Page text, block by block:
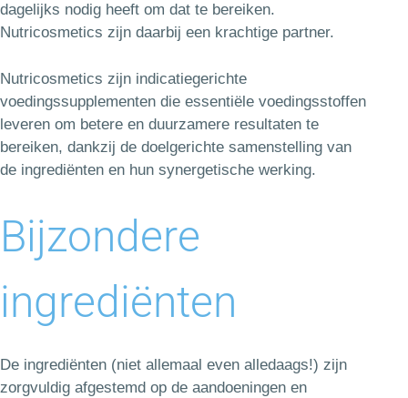
dagelijks nodig heeft om dat te bereiken.
Nutricosmetics zijn daarbij een krachtige partner.
Nutricosmetics zijn indicatiegerichte
voedingssupplementen die essentiële voedingsstoffen
leveren om betere en duurzamere resultaten te
bereiken, dankzij de doelgerichte samenstelling van
de ingrediënten en hun synergetische werking.
Bijzondere
ingrediënten
De ingrediënten (niet allemaal even alledaags!) zijn
zorgvuldig afgestemd op de aandoeningen en